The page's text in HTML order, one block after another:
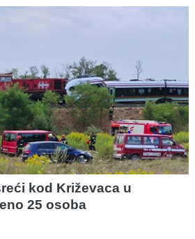
kod Križevaca u
25 osoba